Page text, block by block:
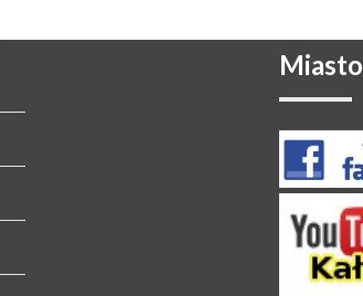
Miasto